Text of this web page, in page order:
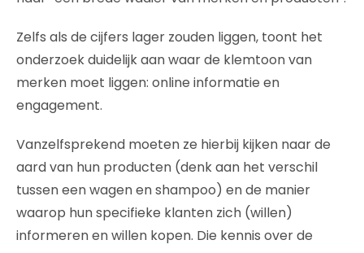
Zelfs als de cijfers lager zouden liggen, toont het
onderzoek duidelijk aan waar de klemtoon van
merken moet liggen: online informatie en
engagement.
Vanzelfsprekend moeten ze hierbij kijken naar de
aard van hun producten (denk aan het verschil
tussen een wagen en shampoo) en de manier
waarop hun specifieke klanten zich (willen)
informeren en willen kopen. Die kennis over de